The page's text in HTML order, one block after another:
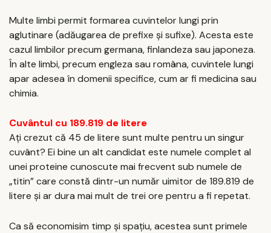
Multe limbi permit formarea cuvintelor lungi prin
aglutinare (adăugarea de prefixe şi sufixe). Acesta este
cazul limbilor precum germana, finlandeza sau japoneza.
În alte limbi, precum engleza sau româna, cuvintele lungi
apar adesea în domenii specifice, cum ar fi medicina sau
chimia.
Cuvântul cu 189.819 de litere
Ați crezut că 45 de litere sunt multe pentru un singur
cuvânt? Ei bine un alt candidat este numele complet al
unei proteine ​​cunoscute mai frecvent sub numele de
„titin” care constă dintr-un număr uimitor de 189.819 de
litere și ar dura mai mult de trei ore pentru a fi repetat.
Ca să economisim timp și spațiu, acestea sunt primele